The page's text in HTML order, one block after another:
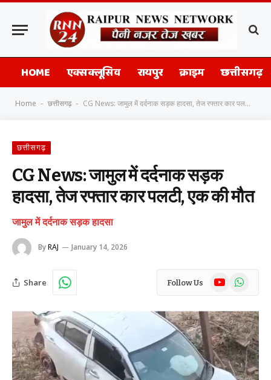
HOME एक्सक्लूसिव रायपुर क्राइम छत्तीसगढ़
Home - छत्तीसगढ़ - CG News: जामुल में दर्दनाक सड़क हादसा, तेज रफ्तार कार पलटी, एक की मौत
छत्तीसगढ़
CG News: जामुल में दर्दनाक सड़क
हादसा, तेज रफ्तार कार पलटी, एक की मौत
जामुल में दर्दनाक सड़क हादसा
ByRAJ January 14, 2026
Share Follow Us YouTubeWhatsApp